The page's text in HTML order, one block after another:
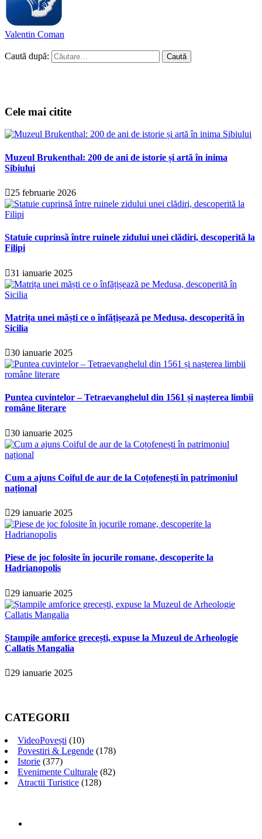
Valentin Coman
Caută după:
Cele mai citite
Muzeul Brukenthal: 200 de ani de istorie și artă în inima
Sibiului
25 februarie 2026
Statuie cuprinsă între ruinele zidului unei clădiri, descoperită la
Filipi
31 ianuarie 2025
Matrița unei măști ce o înfățișează pe Medusa, descoperită în
Sicilia
30 ianuarie 2025
Puntea cuvintelor – Tetraevanghelul din 1561 și nașterea limbii
române literare
30 ianuarie 2025
Cum a ajuns Coiful de aur de la Coțofenești în patrimoniul
național
29 ianuarie 2025
Piese de joc folosite în jocurile romane, descoperite la
Hadrianopolis
29 ianuarie 2025
Ștampile amforice grecești, expuse la Muzeul de Arheologie
Callatis Mangalia
29 ianuarie 2025
CATEGORII
VideoPovești (10)
Povestiri & Legende (178)
Istorie (377)
Evenimente Culturale (82)
Atractii Turistice (128)